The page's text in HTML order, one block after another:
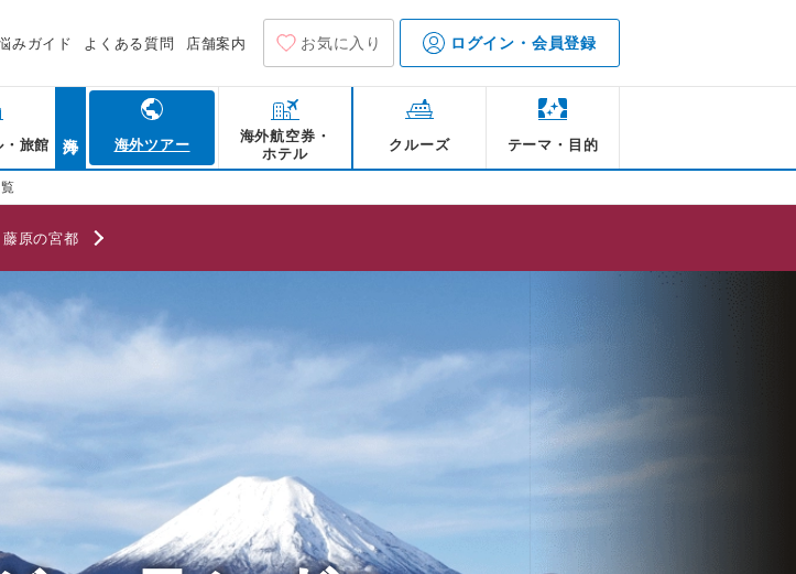
みガイド よくある質問 店舗案内 お気に入り ログイン・会員登録
・旅館 海外ツアー
海外航空券・
ホテル
クルーズ テーマ・目的
原の宮都